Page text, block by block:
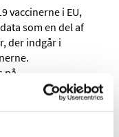
vaccinerne i EU,
som en del af
der indgår i
på
Nyheder.
til d. 16. august